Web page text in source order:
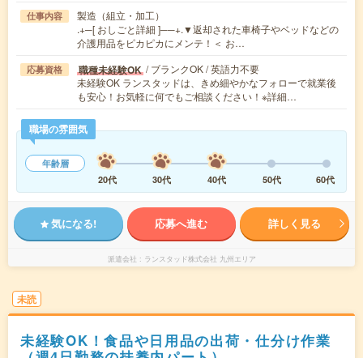
仕事内容
製造（組立・加工）
.+─[ おしごと詳細 ]──+.▼返却された車椅子やベッドなどの
介護用品をピカピカにメンテ！＜ お…
応募資格 職種未経験OK / ブランクOK / 英語力不要
未経験OK ランスタッドは、きめ細やかなフォローで就業後
も安心！お気軽に何でもご相談ください！※詳細…
職場の雰囲気
年齢層
20代
30代 40代 50代 60代
気になる! 応募へ進む 詳しく見る
派遣会社 ランスタッド株式会社 九州エリア
未読
未経験OK！食品や日用品の出荷・仕分け作業